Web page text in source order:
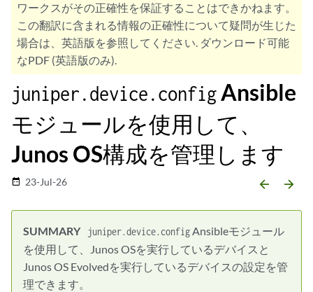
ワークスがその正確性を保証することはできかねます。
この翻訳に含まれる情報の正確性について疑問が生じた
場合は、英語版を参照してください. ダウンロード可能
なPDF (英語版のみ).
juniper.device.configAnsible
モジュールを使用して、
Junos OS構成を管理します
date_range 23-Jul-26 arrow_backward arrow_forward
juniper.device.configAnsibleモジュール
を使用して、Junos OSを実行しているデバイスと
Junos OS Evolvedを実行しているデバイスの設定を管
理できます。